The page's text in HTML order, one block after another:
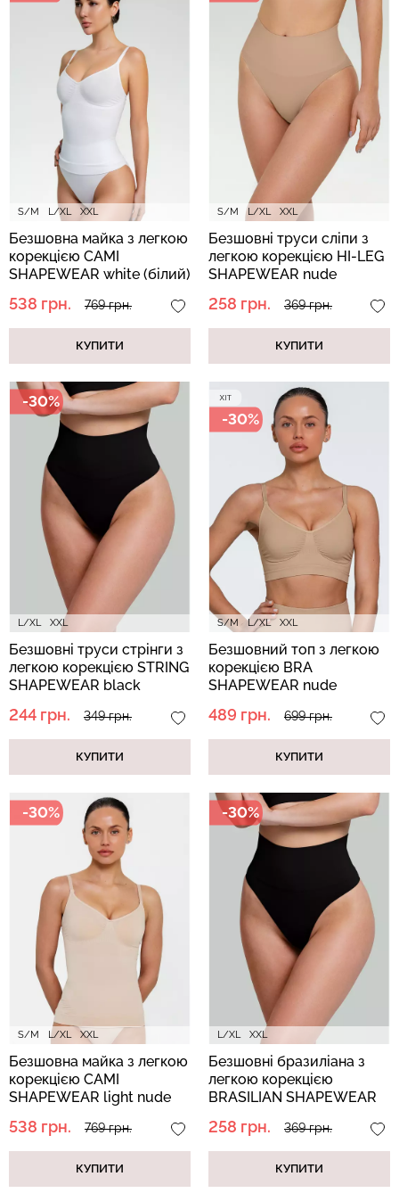
S/M L/XL XXL
Безшовна майка з легкою
корекцією CAMI
SHAPEWEAR white (білий)
538 грн. 769 грн.
КУПИТИ
S/M L/XL XXL
Безшовні труси сліпи з
легкою корекцією HI-LEG
SHAPEWEAR nude
258 грн. 369 грн.
КУПИТИ
L/XL XXL
-30%
Безшовні труси стрінги з
легкою корекцією STRING
SHAPEWEAR black
244 грн. 349 грн.
КУПИТИ
S/M L/XL XXL
-30%
Безшовний топ з легкою
корекцією BRA
SHAPEWEAR nude
489 грн. 699 грн.
КУПИТИ
S/M L/XL XXL
-30%
Безшовна майка з легкою
корекцією CAMI
SHAPEWEAR light nude
538 грн. 769 грн.
КУПИТИ
L/XL XXL
-30%
Безшовні бразиліана з
легкою корекцією
BRASILIAN SHAPEWEAR
258 грн. 369 грн.
КУПИТИ
Безшовні стрінги STRING
BRIEFS (чорний) Giulia
179 грн.299 грн.
Топ на бретелях в рубчик
CAMI TOP RIB white (білий)
299 грн.
499 грн.
Безшовний топ на
бретелях CAMI TOP
(білий) Giulia
279 грн. 399 грн.
Безшовні труси сліпи з
легкою корекцією HI-LEG
SHAPEWEAR black
(чорний) Giulia
258 грн.
369 грн.